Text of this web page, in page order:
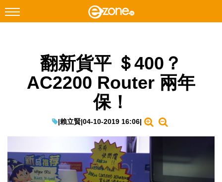
Facebook Instagram
科技焦點
教學評測
EduTech
IT Times
翻新貨平 ＄400？
AC2200 Router 兩年
保！
|賴立賢|04-10-2019 16:06|